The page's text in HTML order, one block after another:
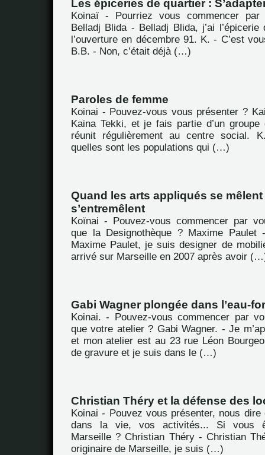
Les épiceries de quartier :
Koinaï - Pourriez vous commencer
Belladj Blida - Belladj Blida, j’ai l’épicerie
l’ouverture en décembre 91. K. - C’est
B.B. - Non, c’était déjà (…)
Paroles de femme
Koinai - Pouvez-vous vous présenter ?
Kaina Tekki, et je fais partie d’un
réunit régulièrement au centre social.
quelles sont les populations qui (…)
Quand les arts appliqués se mêlent
s’entremêlent
Koïnai - Pouvez-vous commencer par
que la Designothèque ? Maxime Paulet
Maxime Paulet, je suis designer de
arrivé sur Marseille en 2007 après avoir
Gabi Wagner plongée dans l’eau-
Koinai. - Pouvez-vous commencer par
que votre atelier ? Gabi Wagner. - Je
et mon atelier est au 23 rue Léon
de gravure et je suis dans le (…)
Christian Théry et la défense des
Koinai - Pouvez vous présenter, nous
dans la vie, vos activités... Si vous
Marseille ? Christian Théry - Christian
originaire de Marseille, je suis (…)